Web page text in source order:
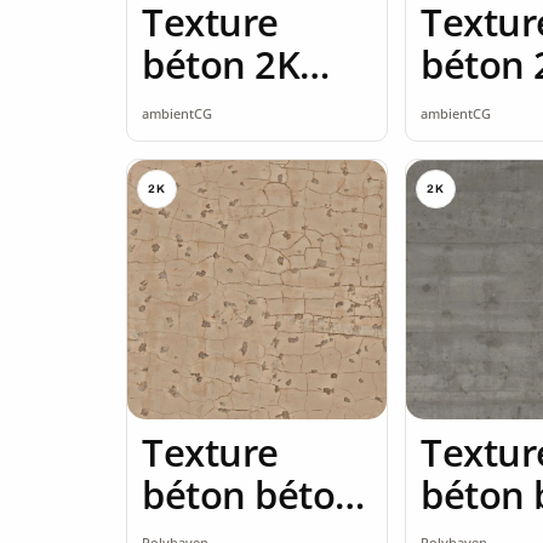
Texture
béton 2K
seamless
ambientCG
béton
ambientCG
2K
Texture
béton béton
2K
béton